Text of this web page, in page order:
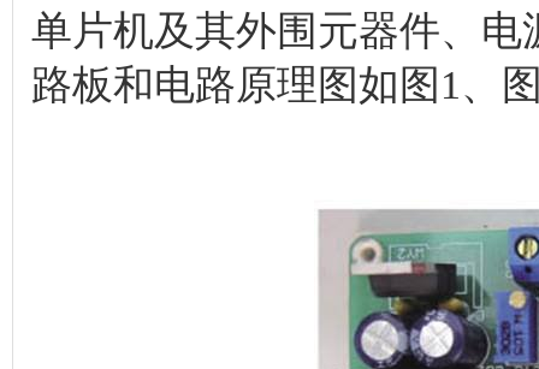
单片机及其外围元器件、
路板和电路原理图如图1、
图1 印制电路板